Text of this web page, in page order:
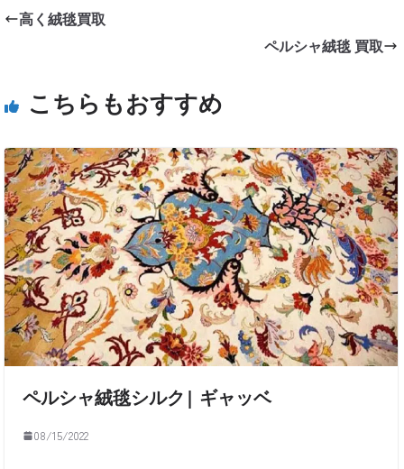
高く絨毯買取
ペルシャ絨毯 買取
こちらもおすすめ
ペルシャ絨毯シルク| ギャッベ
08/15/2022